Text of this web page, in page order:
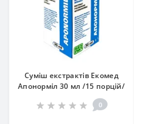
Суміш екстрактів Екомед
Апонорміл 30 мл /15 порцій/
0